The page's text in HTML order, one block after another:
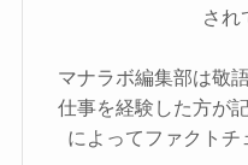
され
マナラボ編集部は敬
仕事を経験した方が
によってファクトチ